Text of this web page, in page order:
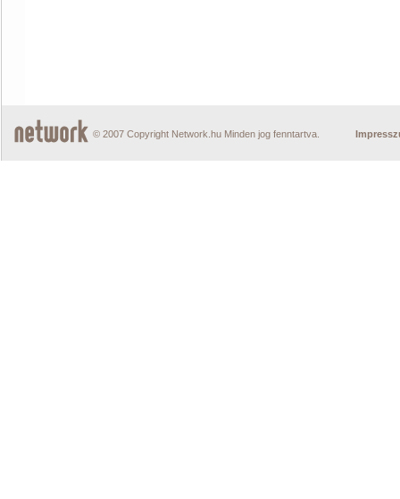
© 2007 Copyright Network.hu Minden jog fenntartva.